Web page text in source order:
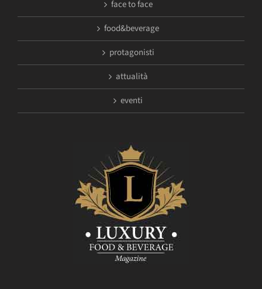
face to face
food&beverage
protagonisti
attualità
eventi